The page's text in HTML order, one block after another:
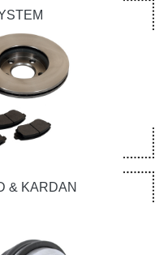
& KARDAN